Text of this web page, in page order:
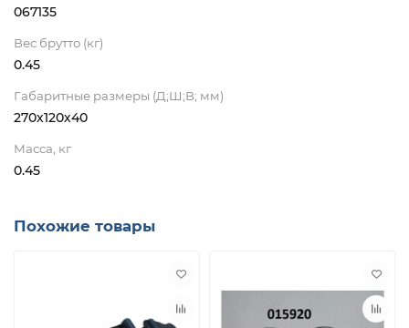
067135
Вес брутто (кг)
0.45
Габаритные размеры (Д;Ш;В; мм)
270х120х40
Масса, кг
0.45
Похожие товары